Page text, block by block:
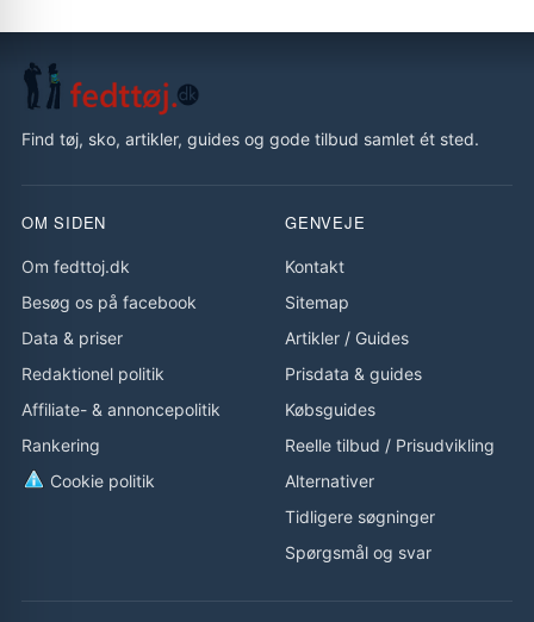
Find tøj, sko, artikler, guides og gode tilbud samlet ét sted.
OM SIDEN
Om fedttoj.dk
Besøg os på facebook
Data & priser
Redaktionel politik
Affiliate- & annoncepolitik
Rankering
Cookie politik
GENVEJE
Kontakt
Sitemap
Artikler / Guides
Prisdata & guides
Købsguides
Reelle tilbud / Prisudvikling
Alternativer
Tidligere søgninger
Spørgsmål og svar